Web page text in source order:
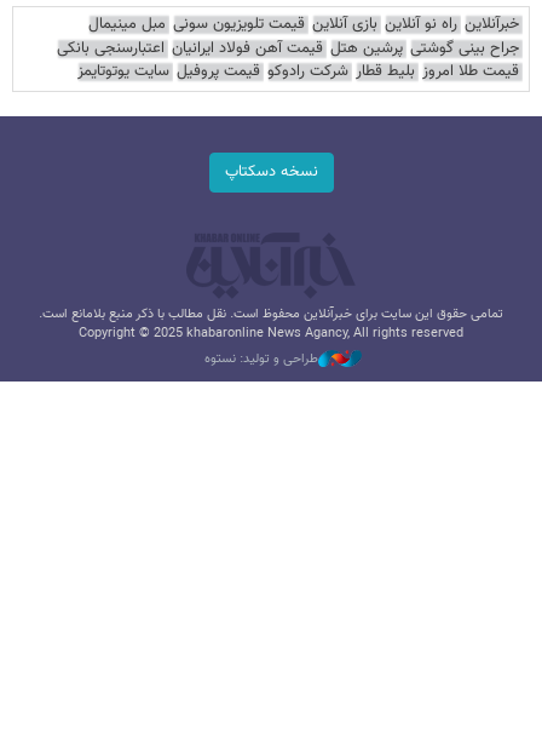
خبرآنلاین راه نو آنلاین بازی آنلاین قیمت تلویزیون سونی مبل مینیمال
جراح بینی گوشتی پرشین هتل قیمت آهن فولاد ایرانیان اعتبارسنجی بانکی
قیمت طلا امروز بلیط قطار شرکت رادوکو قیمت پروفیل سایت یوتوتایمز
نسخه دسکتاپ
تمامی حقوق این سایت برای خبرآنلاین محفوظ است. نقل مطالب با ذکر منبع بلامانع است.
Copyright © 2025 khabaronline News Agancy, All rights reserved
طراحی و تولید: نستوه